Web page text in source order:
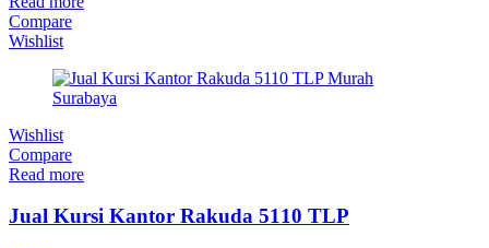
Compare
Wishlist
Wishlist
Compare
Read more
Jual Kursi Kantor Rakuda 5110 TLP